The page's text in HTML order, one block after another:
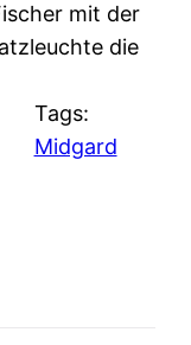
mit der
die
Tags:
Midgard